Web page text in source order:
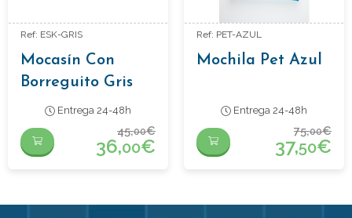
Ref: ESK-GRIS
Mocasín Con
Borreguito Gris
Entrega 24-48h
45,00€
36,00€
Ref: PET-AZUL
Mochila Pet Azul
Entrega 24-48h
75,00€
37,50€